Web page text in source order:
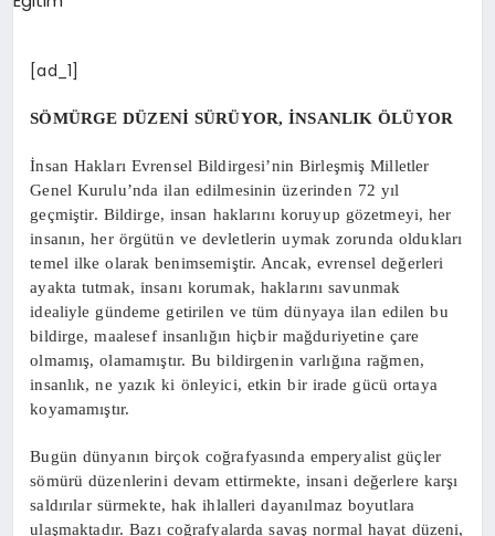
MAGAZIN
SAĞLIK
TEKNOLOJI
[ad_1]
SÖMÜRGE DÜZENİ SÜRÜYOR, İNSANLIK ÖLÜYOR
İnsan Hakları Evrensel Bildirgesi’nin Birleşmiş Milletler
Genel Kurulu’nda ilan edilmesinin üzerinden 72 yıl
geçmiştir. Bildirge, insan haklarını koruyup gözetmeyi, her
insanın, her örgütün ve devletlerin uymak zorunda oldukları
temel ilke olarak benimsemiştir. Ancak, evrensel değerleri
ayakta tutmak, insanı korumak, haklarını savunmak
idealiyle gündeme getirilen ve tüm dünyaya ilan edilen bu
bildirge, maalesef insanlığın hiçbir mağduriyetine çare
olmamış, olamamıştır. Bu bildirgenin varlığına rağmen,
insanlık, ne yazık ki önleyici, etkin bir irade gücü ortaya
koyamamıştır.
Bugün dünyanın birçok coğrafyasında emperyalist güçler
sömürü düzenlerini devam ettirmekte, insani değerlere karşı
saldırılar sürmekte, hak ihlalleri dayanılmaz boyutlara
ulaşmaktadır. Bazı coğrafyalarda savaş normal hayat düzeni,